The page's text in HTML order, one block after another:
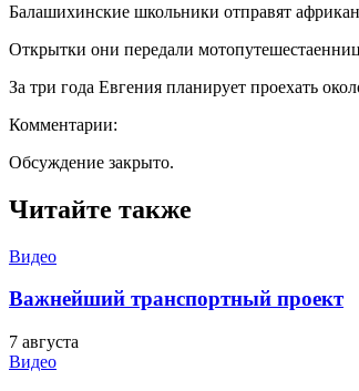
Балашихинские школьники отправят
Открытки они передали
За три года Евгения планирует проехать
Комментарии:
Обсуждение закрыто.
Читайте также
Видео
Важнейший транспортный проект
7 августа
Видео